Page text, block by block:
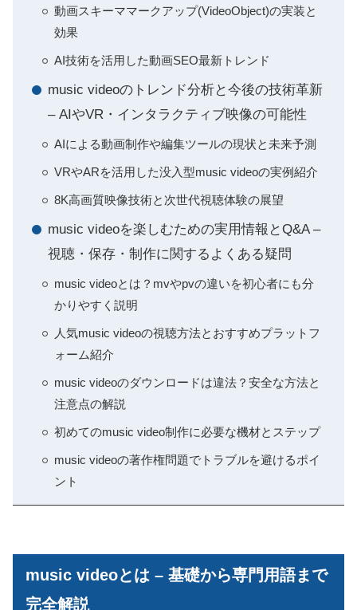
動画スキーママークアップ(VideoObject)の実装と
効果
AI技術を活用した動画SEO最新トレンド
music videoのトレンド分析と今後の技術革新
– AIやVR・インタラクティブ映像の可能性
AIによる動画制作や編集ツールの現状と未来予測
VRやARを活用した没入型music videoの実例紹介
8K高画質映像技術と次世代視聴体験の展望
music videoを楽しむための実用情報とQ&A –
視聴・保存・制作に関するよくある疑問
music videoとは？mvやpvの違いを初心者にも分
かりやすく説明
人気music videoの視聴方法とおすすめプラットフ
ォーム紹介
music videoのダウンロードは違法？安全な方法と
注意点の解説
初めてのmusic video制作に必要な機材とステップ
music videoの著作権問題でトラブルを避けるポイ
ント
music videoとは – 基礎から専門用語まで
完全解説